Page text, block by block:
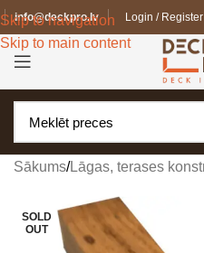
Skip to navigation
Skip to main content
info@deckpro.lv Login / Register
Sākums/Lāgas, terases
SOLD
OUT